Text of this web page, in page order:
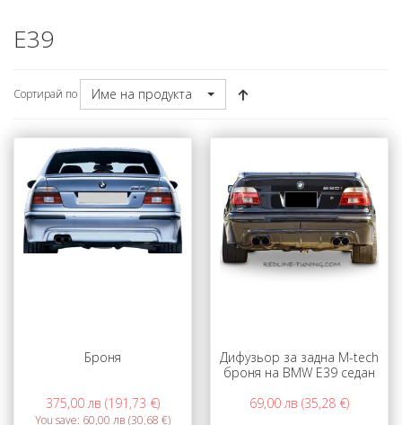
E39
Сортирай по Име на продукта
Броня
375,00 лв (191,73 €)
You save: 60,00 лв (30,68 €)
Дифузьор за задна М-tech
броня на BMW E39 седан
69,00 лв (35,28 €)